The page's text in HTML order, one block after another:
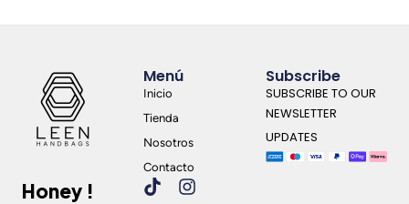
Honey !
Menú
Inicio
Tienda
Nosotros
Contacto
Subscribe
SUBSCRIBE TO OUR
NEWSLETTER
UPDATES